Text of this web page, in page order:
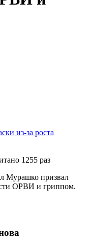
1255 раз
Мурашко призвал
ОРВИ и гриппом.